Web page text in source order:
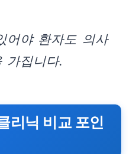
어야 환자도 의사
가집니다.
리닉 비교 포인